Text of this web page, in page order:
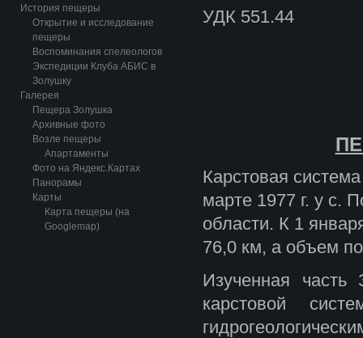
История пещеры
Открытие и исследование
пещеры
Воспоминания спелеологов
Экспедиции Клуба АБИС в
Золушку
Галерея
Пещера Золушка
Архивные фото
Возле пещеры
Апартаменты
Фото на Яндекс.Картах
Панорамы
Карты
Карта пещеры (на
Googlemap)
УДК 551.44
Карстовая
марте 1977 г. у с.
области. К 1
76,0 км, а объем
Изученная часть
карстовой